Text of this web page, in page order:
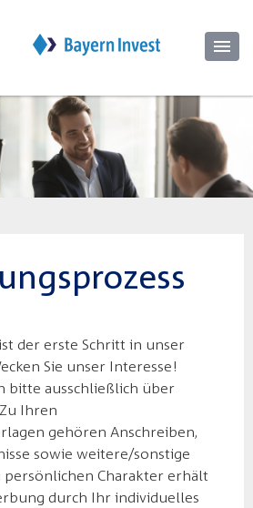
der erste Schritt in unser
Sie unser Interesse!
bitte ausschließlich über
Ihren
gehören Anschreiben,
sowie weitere/sonstige
persönlichen Charakter erhält
durch Ihr individuelles